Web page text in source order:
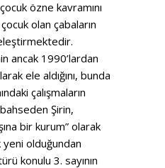
özne kavramını
olan çabaların
ancak 1990’lardan
ele aldığını, bunda
çalışmaların
Şirin,
bir kurum” olarak
olduğundan
konulu 3. sayının